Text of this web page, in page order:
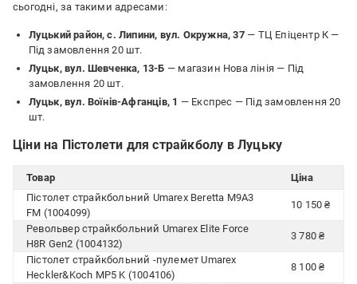
сьогодні, за такими адресами:
Луцький район, с. Липини, вул. Окружна, 37— ТЦ Епіцентр К —
Під замовлення 20 шт.
Луцьк, вул. Шевченка, 13-Б — магазин Нова лінія — Під
замовлення 20 шт.
Луцьк, вул. Воїнів-Афганців, 1 — Експрес — Під замовлення 20
шт.
Ціни на Пістолети для страйкболу в Луцьку
Товар
Ціна
Пістолет страйкбольний Umarex Beretta M9A3
FM (1004099)
10 150 ₴
Револьвер страйкбольний Umarex Elite Force
H8R Gen2 (1004132)
3 780 ₴
Пістолет страйкбольний -пулемет Umarex
Heckler&Koch MP5 K (1004106)
8 100 ₴